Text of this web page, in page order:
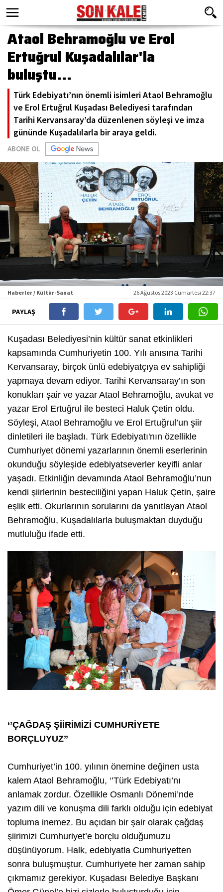
Ataol Behramoğlu ve Erol
Ertuğrul Kuşadalılar'la
buluştu...
Türk Edebiyatı’nın önemli isimleri Ataol Behramoğlu
ve Erol Ertuğrul Kuşadası Belediyesi tarafından
Tarihi Kervansaray’da düzenlenen söyleşi ve imza
gününde Kuşadalılarla bir araya geldi.
ABONE OL
Haberler / Kültür-Sanat 26 Ağustos 2023 Cumartesi 22:37
PAYLAŞ
Kuşadası Belediyesi’nin kültür sanat etkinlikleri
kapsamında Cumhuriyetin 100. Yılı anısına Tarihi
Kervansaray, birçok ünlü edebiyatçıya ev sahipliği
yapmaya devam ediyor. Tarihi Kervansaray’ın son
konukları şair ve yazar Ataol Behramoğlu, avukat ve
yazar Erol Ertuğrul ile besteci Haluk Çetin oldu.
Söyleşi, Ataol Behramoğlu ve Erol Ertuğrul’un şiir
dinletileri ile başladı. Türk Edebiyatı'nın özellikle
Cumhuriyet dönemi yazarlarının önemli eserlerinin
okunduğu söyleşide edebiyatseverler keyifli anlar
yaşadı. Etkinliğin devamında Ataol Behramoğlu’nun
kendi şiirlerinin besteciliğini yapan Haluk Çetin, şaire
eşlik etti. Okurlarının sorularını da yanıtlayan Ataol
Behramoğlu, Kuşadalılarla buluşmaktan duyduğu
mutluluğu ifade etti.
‘’ÇAĞDAŞ ŞİİRİMİZİ CUMHURİYETE
BORÇLUYUZ’’
Cumhuriyet’in 100. yılının önemine değinen usta
kalem Ataol Behramoğlu, ‘’Türk Edebiyatı’nı
anlamak zordur. Özellikle Osmanlı Dönemi’nde
yazım dili ve konuşma dili farklı olduğu için edebiyat
topluma inemez. Bu açıdan bir şair olarak çağdaş
şiirimizi Cumhuriyet’e borçlu olduğumuzu
düşünüyorum. Halk, edebiyatla Cumhuriyetten
sonra buluşmuştur. Cumhuriyete her zaman sahip
çıkmamız gerekiyor. Kuşadası Belediye Başkanı